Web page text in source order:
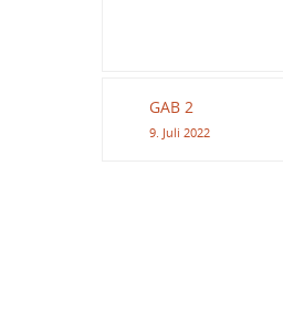
GAB 2
9. Juli 2022